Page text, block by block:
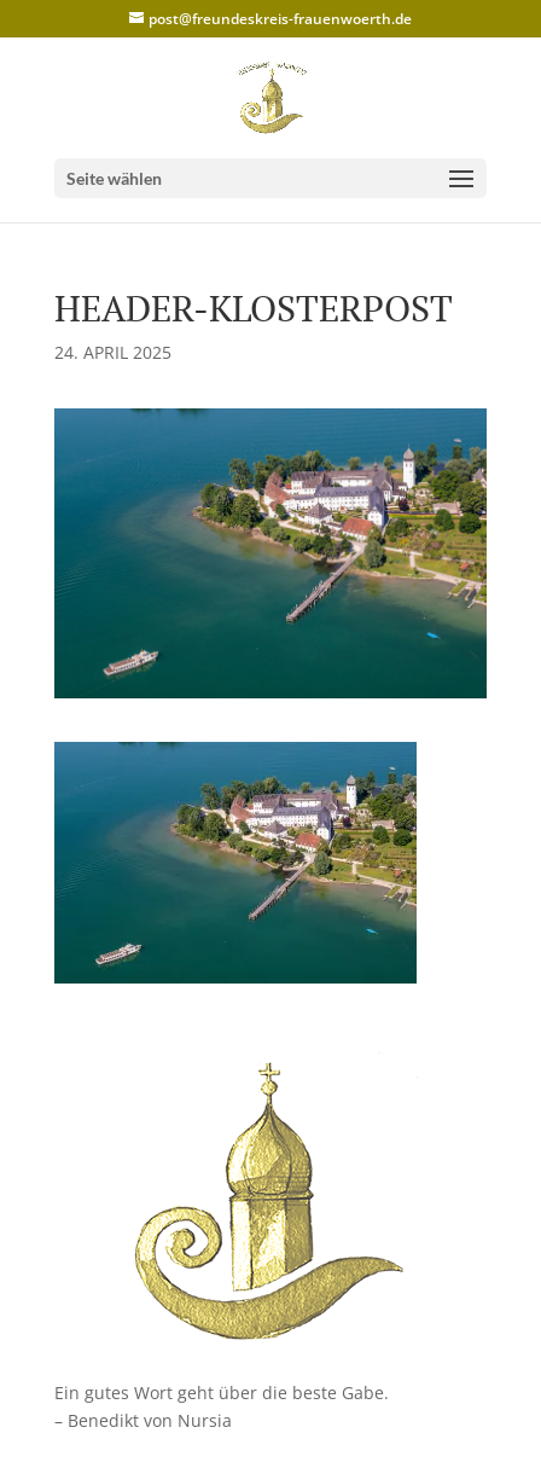
post@freundeskreis-frauenwoerth.de
Seite wählen
HEADER-KLOSTERPOST
24. APRIL 2025
Ein gutes Wort geht über die beste Gabe.
– Benedikt von Nursia